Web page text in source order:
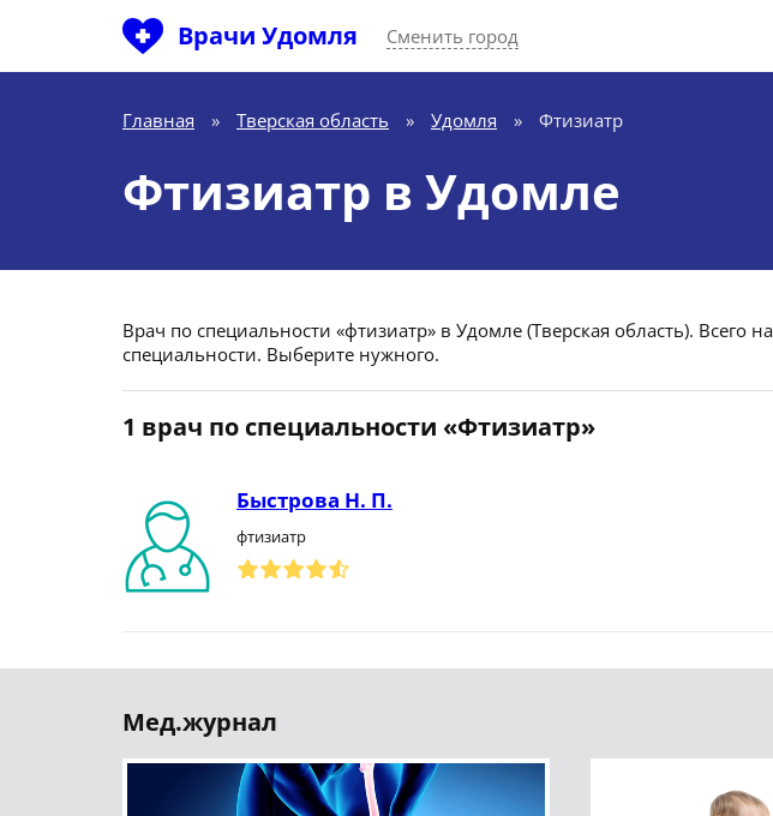
Врачи Удомля Сменить город
Главная » Тверская область » Удомля » Фтизиатр
Фтизиатр в Удомле
Врач по специальности «фтизиатр» в Удомле (Тверская область). Всего
специальности. Выберите нужного.
1 врач по специальности «Фтизиатр»
Быстрова Н. П.
фтизиатр
Мед.журнал